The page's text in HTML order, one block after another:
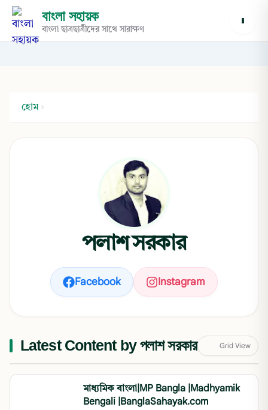
বাংলা সহায়ক
বাংলা ছাত্রছাত্রীদের সাথে সারাক্ষণ
হোম ›
পলাশ সরকার
Facebook Instagram
Latest Content by পলাশ সরকার Grid View
মাধ্যমিক বাংলা|MP Bangla |Madhyamik
Bengali |BanglaSahayak.com